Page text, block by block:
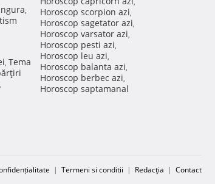
,
, Tema
,
Horoscop scorpion azi,
Horoscop sagetator azi,
Horoscop varsator azi,
Horoscop pesti azi,
Horoscop leu azi,
Horoscop balanta azi,
Horoscop berbec azi,
Horoscop saptamanal
| Termeni si conditii | Redacţia | Contact